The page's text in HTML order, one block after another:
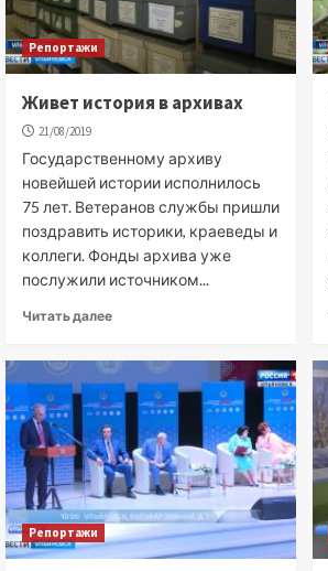
Репортажи
Живет история в архивах
21/08/2019
Государственному архиву
новейшей истории исполнилось
75 лет. Ветеранов службы пришли
поздравить историки, краеведы и
коллеги. Фонды архива уже
послужили источником...
Читать далее
Репортажи